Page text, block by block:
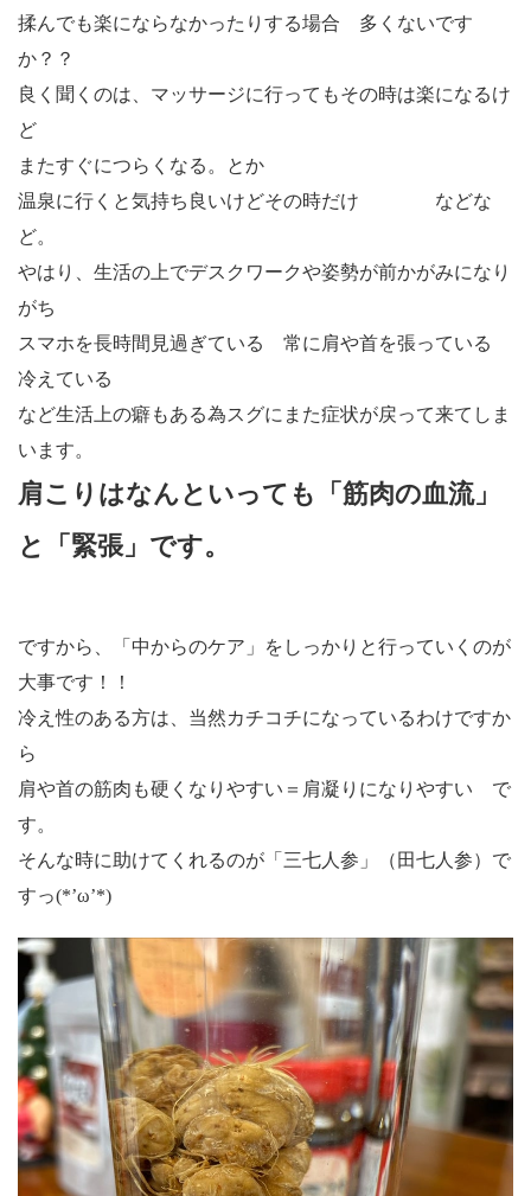
揉んでも楽にならなかったりする場合 多くないです
か？？
良く聞くのは、マッサージに行ってもその時は楽になるけ
ど
またすぐにつらくなる。とか
温泉に行くと気持ち良いけどその時だけ などな
ど。
やはり、生活の上でデスクワークや姿勢が前かがみになり
がち
スマホを長時間見過ぎている 常に肩や首を張っている
冷えている
など生活上の癖もある為スグにまた症状が戻って来てしま
います。
肩こりはなんといっても「筋肉の血流」
と「緊張」です。
ですから、「中からのケア」をしっかりと行っていくのが
大事です！！
冷え性のある方は、当然カチコチになっているわけですか
ら
肩や首の筋肉も硬くなりやすい＝肩凝りになりやすい で
す。
そんな時に助けてくれるのが「三七人参」（田七人参）で
すっ(*’ω’*)